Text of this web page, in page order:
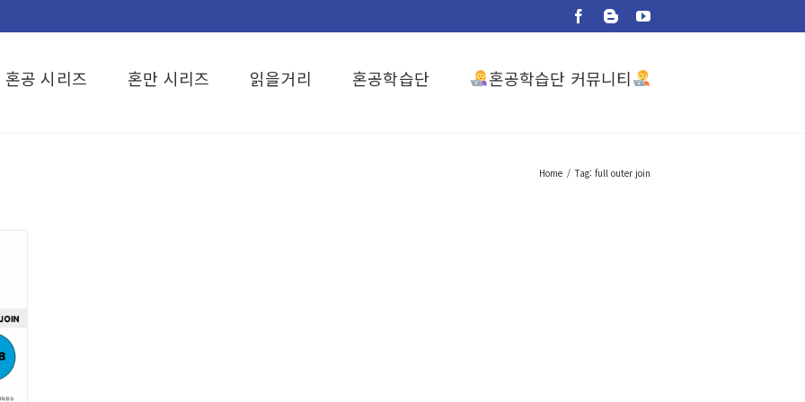
Facebook
BloggerYouTube
혼공 시리즈 혼만 시리즈 읽을거리 혼공학습단 혼공학습단 커뮤니티
Home / Tag: full outer join